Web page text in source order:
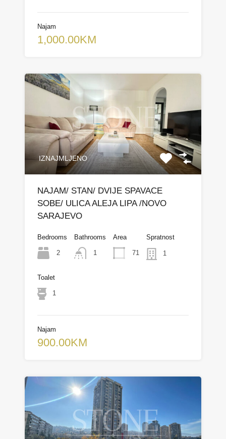
Najam
1,000.00KM
IZNAJMLJENO
NAJAM/ STAN/ DVIJE SPAVACE
SOBE/ ULICA ALEJA LIPA /NOVO
SARAJEVO
Bedrooms
2
Bathrooms
1
Area
71
Spratnost
1
Toalet
1
Najam
900.00KM